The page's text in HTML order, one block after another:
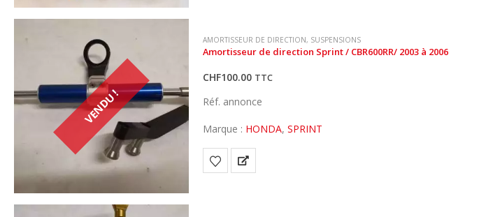
VENDU !
AMORTISSEUR DE DIRECTION, SUSPENSIONS
Amortisseur de direction Sprint / CBR600RR/ 2003 à 2006
CHF100.00 TTC
Réf. annonce
Marque : HONDA, SPRINT